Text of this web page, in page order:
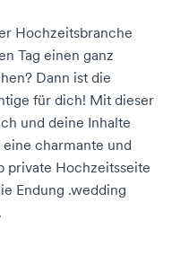
Hochzeitsbranche
Tag einen ganz
Dann ist die
für dich! Mit dieser
und deine Inhalte
charmante und
private Hochzeitsseite
Endung .wedding